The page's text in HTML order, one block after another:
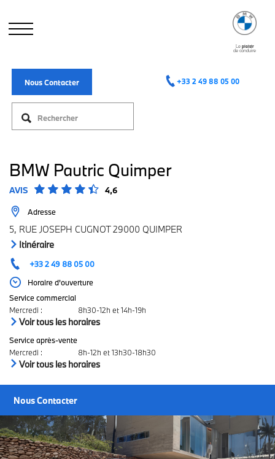
contenu
Le plaisir
de conduire
Nous Contacter +33 2 49 88 05 00
BMW Pautric Quimper
AVIS 4,6
Adresse
5, RUE JOSEPH CUGNOT 29000 QUIMPER
Itinéraire
+33 2 49 88 05 00
Horaire d'ouverture
Service commercial
Mercredi : 8h30-12h et 14h-19h
Voir tous les horaires
Service après-vente
Mercredi : 8h-12h et 13h30-18h30
Voir tous les horaires
Nous Contacter